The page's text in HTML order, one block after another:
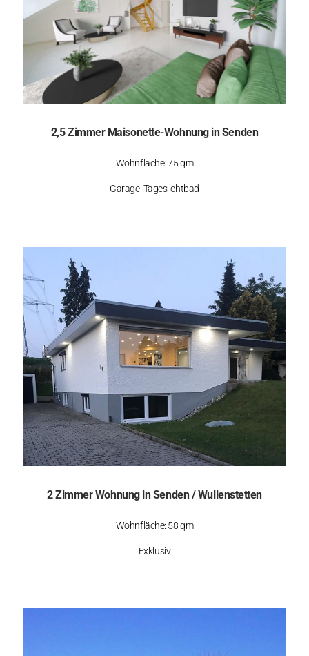
2,5 Zimmer Maisonette-Wohnung in Senden
Wohnfläche: 75 qm
Garage, Tageslichtbad
2 Zimmer Wohnung in Senden / Wullenstetten
Wohnfläche: 58 qm
Exklusiv